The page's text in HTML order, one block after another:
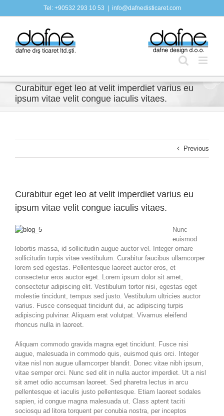
Tel: +90532 293 10 53 info@dafnedisticaret.com
Curabitur eget leo at velit imperdiet varius eu
ipsum vitae velit congue iaculis vitaes.
Previous
Curabitur eget leo at velit imperdiet varius eu
ipsum vitae velit congue iaculis vitaes.
Nunc
euismod
lobortis massa, id sollicitudin augue auctor vel. Integer ornare
sollicitudin turpis vitae vestibulum. Curabitur faucibus ullamcorper
lorem sed egestas. Pellentesque laoreet auctor eros, et
consectetur eros auctor eget. Lorem ipsum dolor sit amet,
consectetur adipiscing elit. Vestibulum tortor nisi, egestas eget
molestie tincidunt, tempus sed justo. Vestibulum ultricies auctor
varius. Fusce consequat tincidunt dui, ac adipiscing turpis
adipiscing pulvinar. Aliquam erat volutpat. Vivamus eleifend
rhoncus nulla in laoreet.
Aliquam commodo gravida magna eget tincidunt. Fusce nisi
augue, malesuada in commodo quis, euismod quis orci. Integer
vitae nisl non augue ullamcorper blandit. Donec vitae nibh ipsum,
vitae semper orci. Nunc sed elit in nulla auctor imperdiet. Ut a nisl
sit amet odio accumsan laoreet. Sed pharetra lectus in arcu
pellentesque et iaculis justo pellentesque. Etiam laoreet sodales
sapien, id congue magna malesuada ut. Class aptent taciti
sociosqu ad litora torquent per conubia nostra, per inceptos